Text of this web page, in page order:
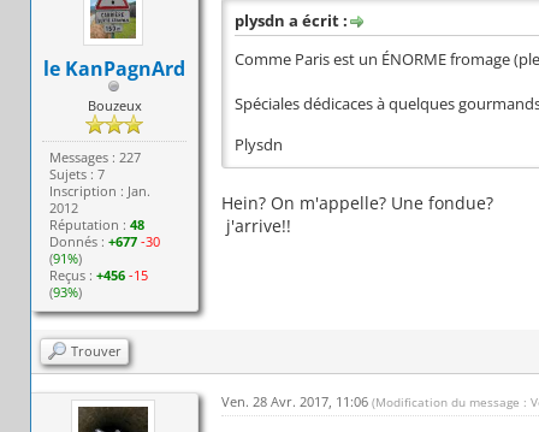
le KanPagnArd
Bouzeux
Messages : 227
Sujets : 7
Inscription : Jan.
2012
Réputation :48
Donnés :+677 -30
(91%)
Reçus :+456 -15
(93%)
plysdn a écrit :
Comme Paris est un ÉNORME fromage
Spéciales dédicaces à quelques
Plysdn
Hein? On m'appelle? Une fondue?
j'arrive!!
Trouver
Ven. 28 Avr. 2017, 11:06 (Modification du message :